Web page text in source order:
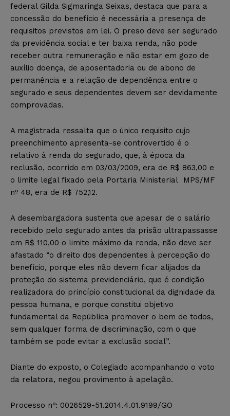
federal Gilda Sigmaringa Seixas, destaca que para a
concessão do benefício é necessária a presença de
requisitos previstos em lei. O preso deve ser segurado
da previdência social e ter baixa renda, não pode
receber outra remuneração e não estar em gozo de
auxílio doença, de aposentadoria ou de abono de
permanência e a relação de dependência entre o
segurado e seus dependentes devem ser devidamente
comprovadas.
A magistrada ressalta que o único requisito cujo
preenchimento apresenta-se controvertido é o
relativo à renda do segurado, que, à época da
reclusão, ocorrido em 03/03/2009, era de R$ 863,00 e
o limite legal fixado pela Portaria Ministerial MPS/MF
nº 48, era de R$ 752,12.
A desembargadora sustenta que apesar de o salário
recebido pelo segurado antes da prisão ultrapassasse
em R$ 110,00 o limite máximo da renda, não deve ser
afastado “o direito dos dependentes à percepção do
benefício, porque eles não devem ficar alijados da
proteção do sistema previdenciário, que é condição
realizadora do princípio constitucional da dignidade da
pessoa humana, e porque constitui objetivo
fundamental da República promover o bem de todos,
sem qualquer forma de discriminação, com o que
também se pode evitar a exclusão social”.
Diante do exposto, o Colegiado acompanhando o voto
da relatora, negou provimento à apelação.
Processo nº: 0026529-51.2014.4.01.9199/GO